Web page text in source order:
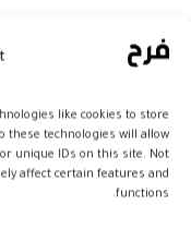
like cookies to store
these technologies will allow
unique IDs on this site. Not
affect certain features and
functions.
ساعة أبل، إذ
قبل وصوله
إيّاه بتعرّض